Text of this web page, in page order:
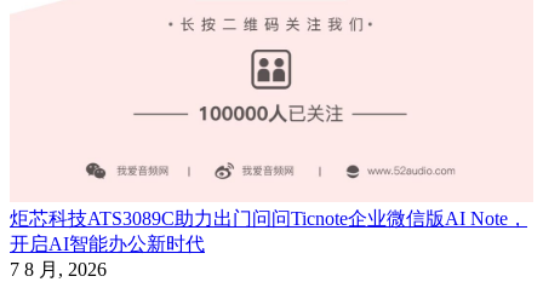
炬芯科技ATS3089C助力出门问问Ticnote企业微信版AI Note，
开启AI智能办公新时代
7 8 月, 2026